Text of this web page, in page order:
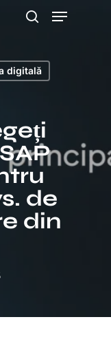
Meniu
digitală
de
din